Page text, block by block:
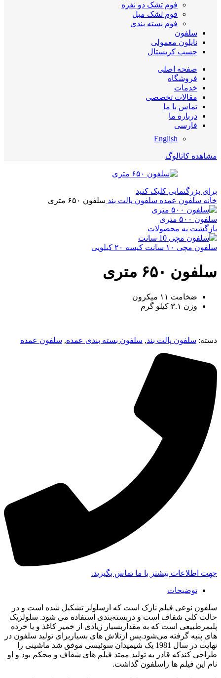
فوم تشک دو نفره
فوم تشک مبل
فوم بسته بندی
سلفون
نایلون معمولی
چسب کریستال
صفحه اصلی
فروشگاه
خدمات
مقالات تخصصی
تماس با ما
درباره ما
فارسی
English
مشاهده کاتالوگ
برای بزرگنمایی کلیک کنید
خانه سلفون عمده سلفون پالت بند سلفون ۶۵۰ متری
سلفون ۵۰۰ متری
بازگشت به محصولات
سلفون مچی ۱۰ سانت کیسه ۲۰ کیلویی
سلفون ۶۵۰ متری
ضخامت ۱۱ میکرون
وزن ۳.۱ کیلو گرم
دسته: سلفون پالت بند, سلفون بسته بندی عمده, سلفون عمده
جهت اطلاعات بیشتر با ما تماس بگیرید.
توضیحات
سلفون نوعی فیلم نازک است که ازسلولز تشکیل شده است و در
حالت کلی شفاف است و دربسته‌بندی استفاده می شود. سلولزیک
پلیمرطبیعی است که به مقداربسیار زیادی از خمیر کاغذ و یا خرده
های پنبه گرفته می‌شود.پس ازتلاش های بسیاربرای تولید سلفون در
نهایت در سال 1981 یک شیمیدان سوئیسی موفق شد ماشینی را
طراحی کندکه قادر به تولید ممتد فیلم های شفاف و محکم بود و او
نام این فیلم ها راسلفون گذاشت.